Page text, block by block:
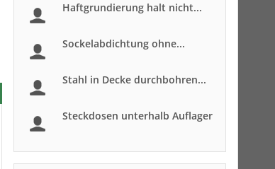
Haftgrundierung halt nicht...
Sockelabdichtung ohne...
Stahl in Decke durchbohren...
Steckdosen unterhalb Auflager